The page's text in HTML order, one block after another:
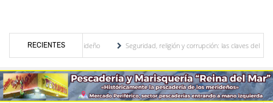
RECIENTES
motor turístico merideño
Seguridad, religión y corrupción: las claves del primer